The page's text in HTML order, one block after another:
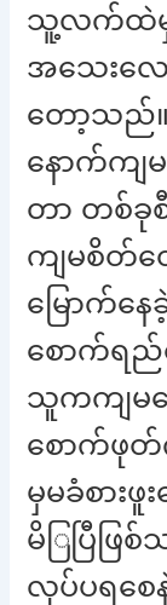
သူ့လက်ထဲမှ
အသေးလေ
တော့သည်
နောက်က
တာ တစ်ခု
ကျမစိတ်
မြောက်န
စောက်ရ
သူကကျမစ
စောက်ဖု
မှမခံစား
မိြပြီဖြ
လုပ်ပရစေ